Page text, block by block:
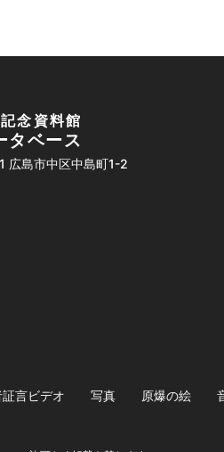
念資料館
タベース
広島市中区中島町1-2
言ビデオ 写真 原爆の絵